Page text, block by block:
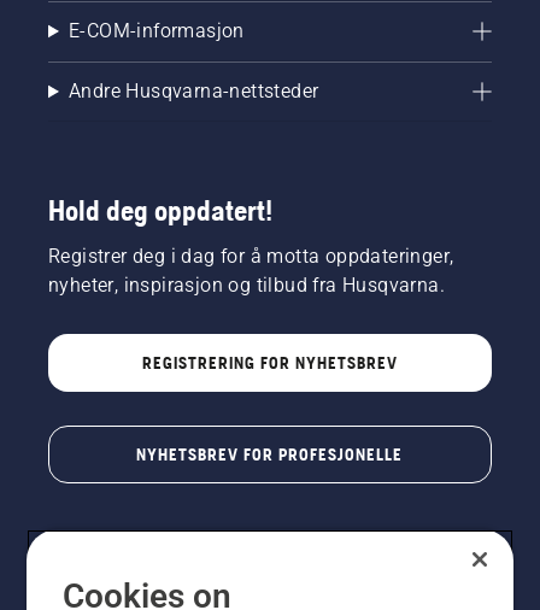
E-COM-informasjon
Andre Husqvarna-nettsteder
Hold deg oppdatert!
Registrer deg i dag for å motta oppdateringer,
nyheter, inspirasjon og tilbud fra Husqvarna.
REGISTRERING FOR NYHETSBREV
NYHETSBREV FOR PROFESJONELLE
Cookies on